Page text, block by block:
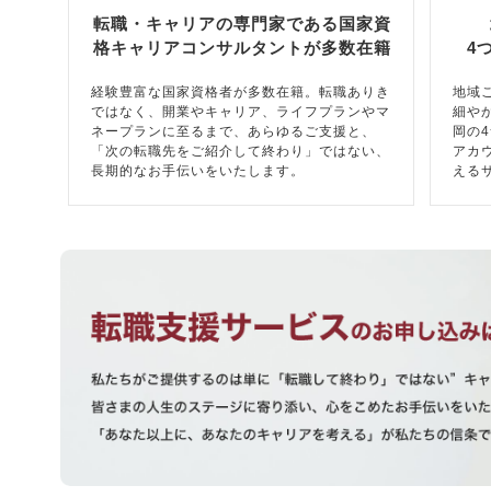
転職・キャリアの専門家である国家資
格キャリアコンサルタントが多数在籍
経験豊富な国家資格者が多数在籍。転職ありき
ではなく、開業やキャリア、ライフプランやマ
ネープランに至るまで、あらゆるご支援と、
「次の転職先をご紹介して終わり」ではない、
長期的なお手伝いをいたします。
4
地域
細や
岡の
アカ
える